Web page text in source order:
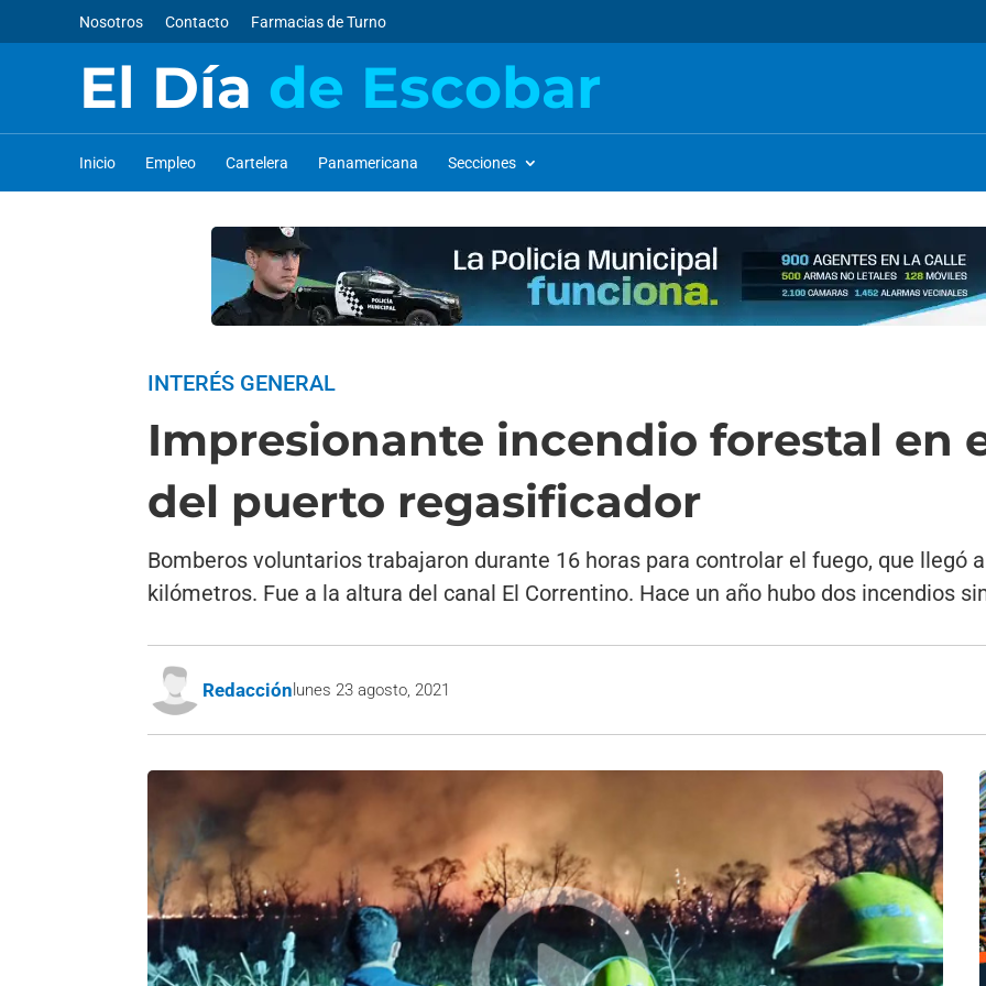
Nosotros Contacto Farmacias de Turno
El Día de Escobar
Inicio Empleo Cartelera Panamericana Secciones
INTERÉS GENERAL
Impresionante incendio forestal en
del puerto regasificador
Bomberos voluntarios trabajaron durante 16 horas para controlar el fuego, que llegó
kilómetros. Fue a la altura del canal El Correntino. Hace un año hubo dos incendios
Redacción lunes 23 agosto, 2021